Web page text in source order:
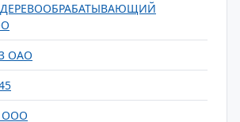
ОАО
ООО